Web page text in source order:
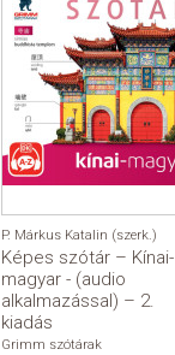
P. Márkus Katalin (szerk.)
Képes szótár – Kínai-
magyar - (audio
alkalmazással) – 2.
kiadás
Grimm szótárak